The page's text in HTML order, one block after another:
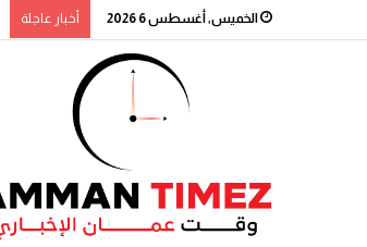
الخميس, أغسطس 6 2026 أخبار عاجلة